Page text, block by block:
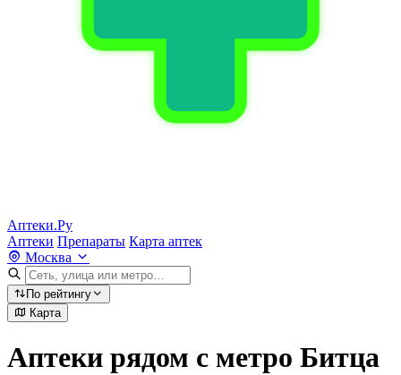
Аптеки.Ру
Аптеки Препараты Карта аптек
Москва
По рейтингу
Карта
Аптеки рядом с метро Битца